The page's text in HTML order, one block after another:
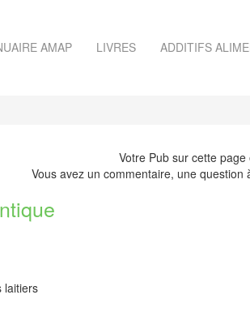
AMAP LIVRES ADDITIFS
Votre Pub sur cette
Vous avez un commentaire, une question
laitiers